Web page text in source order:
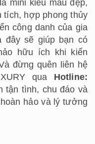
mini kiểu mẫu đẹp,
tích, hợp phong thủy
công danh của gia
đây sẽ giúp bạn có
hữu ích khi kiến
đừng quên liên hệ
qua Hotline:
tình, chu đáo và
hảo và lý tưởng